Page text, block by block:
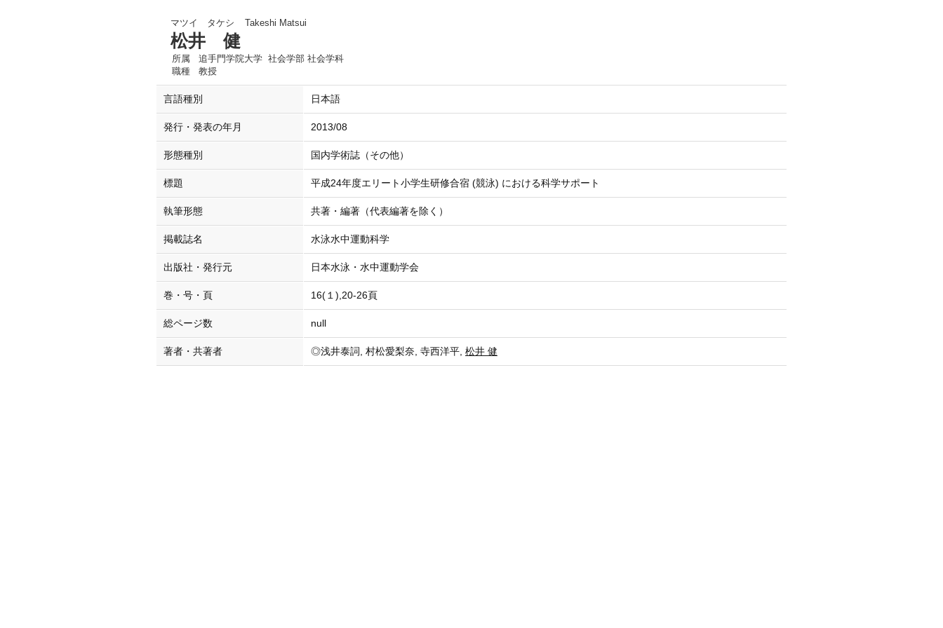
マツイ タケシ Takeshi Matsui
松井 健
所属
追手門学院大学 社会学部 社会学科
職種
教授
言語種別 日本語
発行・発表の年月 2013/08
形態種別 国内学術誌（その他）
標題 平成24年度エリート小学生研修合宿 (競泳) における科学サポート
執筆形態 共著・編著（代表編著を除く）
掲載誌名 水泳水中運動科学
出版社・発行元 日本水泳・水中運動学会
巻・号・頁 16(１),20-26頁
総ページ数 null
著者・共著者 ◎浅井泰詞, 村松愛梨奈, 寺西洋平, 松井 健